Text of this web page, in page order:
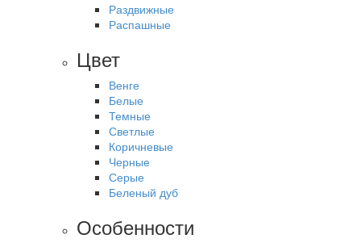
Раздвижные
Распашные
Цвет
Венге
Белые
Темные
Светлые
Коричневые
Черные
Серые
Беленый дуб
Особенности